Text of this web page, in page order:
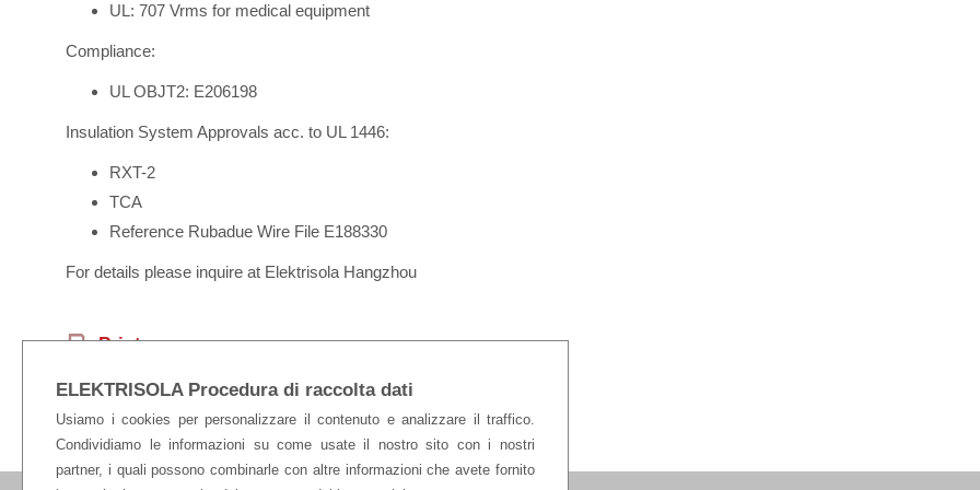
ELEKTRISOLA Procedura di raccolta dati
Usiamo i cookies per personalizzare il contenuto e analizzare il traffico.
Condividiamo le informazioni su come usate il nostro sito con i nostri
partner, i quali possono combinarle con altre informazioni che avete fornito
UL: 707 Vrms for medical equipment
Compliance:
UL OBJT2: E206198
Insulation System Approvals acc. to UL 1446:
RXT-2
TCA
Reference Rubadue Wire File E188330
For details please inquire at Elektrisola Hangzhou
Extruded